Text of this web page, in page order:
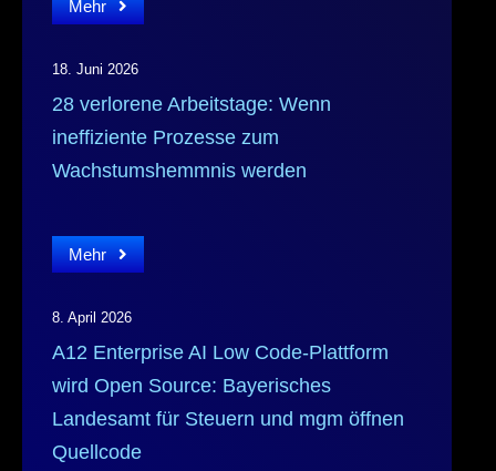
Mehr
18. Juni 2026
28 verlorene Arbeitstage: Wenn
ineffiziente Prozesse zum
Wachstumshemmnis werden
Mehr
8. April 2026
A12 Enterprise AI Low Code-Plattform
wird Open Source: Bayerisches
Landesamt für Steuern und mgm öffnen
Quellcode